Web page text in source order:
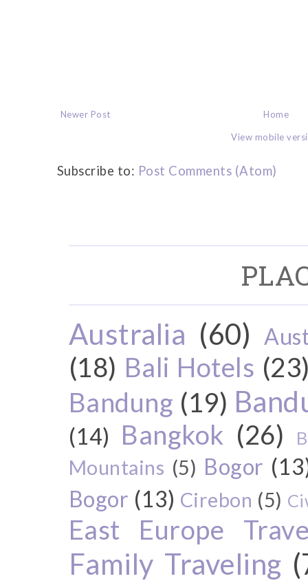
Newer Post Home
View mobile
Subscribe to: Post Comments (Atom)
Australia (60)
(18) Bali Hotels
Bandung (19)
(14) Bangkok (26)
Mountains (5) Bogor
Bogor (13) Cirebon (5)
East Europe
Family Traveling